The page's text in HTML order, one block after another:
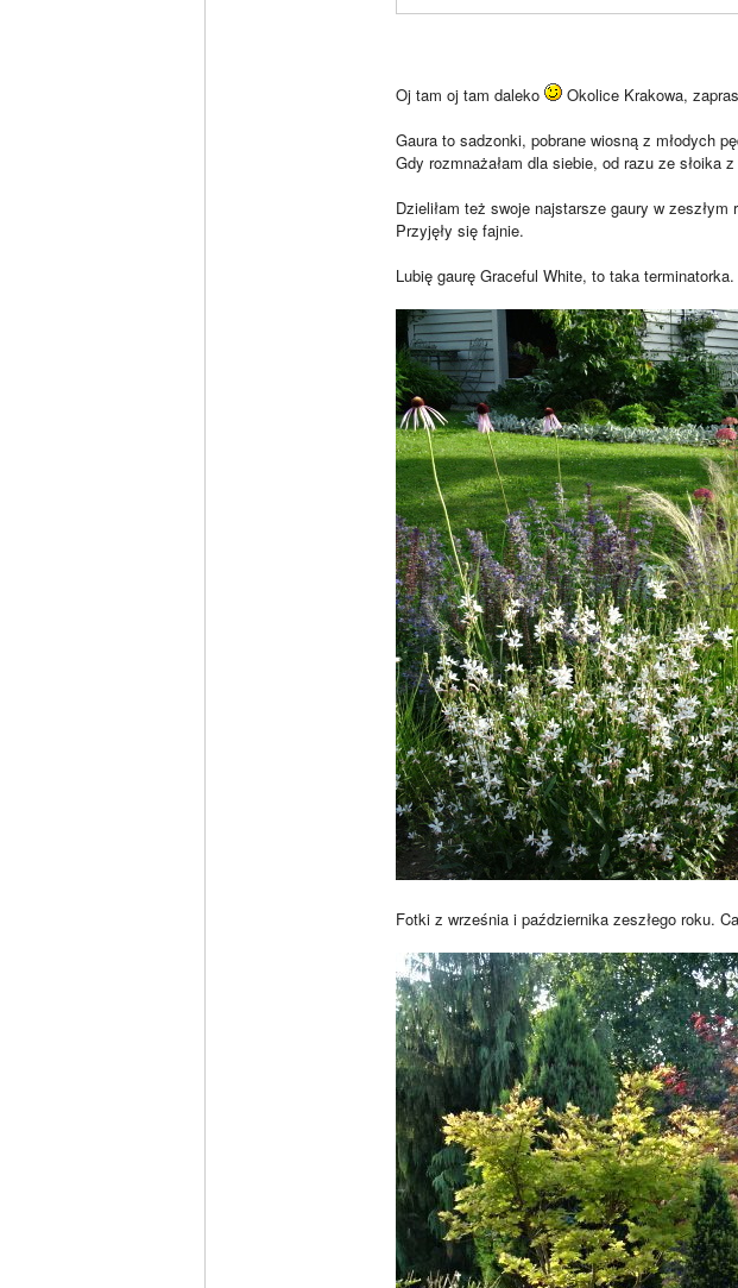
Oj tam oj tam daleko
Okolice Krakowa,
Gaura to sadzonki, pobrane wiosną z młodych
Gdy rozmnażałam dla siebie, od razu ze słoika
Dzieliłam też swoje najstarsze gaury w
Przyjęły się fajnie.
Lubię gaurę Graceful White, to taka terminatorka.
Fotki z września i października zeszłego roku.